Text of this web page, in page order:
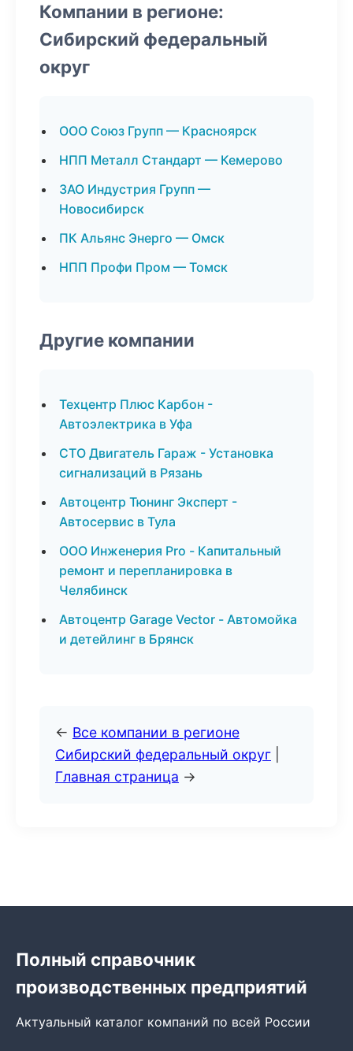
Компании в регионе:
Сибирский федеральный
округ
ООО Союз Групп — Красноярск
НПП Металл Стандарт — Кемерово
ЗАО Индустрия Групп —
Новосибирск
ПК Альянс Энерго — Омск
НПП Профи Пром — Томск
Другие компании
Техцентр Плюс Карбон -
Автоэлектрика в Уфа
СТО Двигатель Гараж - Установка
сигнализаций в Рязань
Автоцентр Тюнинг Эксперт -
Автосервис в Тула
ООО Инженерия Pro - Капитальный
ремонт и перепланировка в
Челябинск
Автоцентр Garage Vector - Автомойка
и детейлинг в Брянск
← Все компании в регионе
Сибирский федеральный округ
Главная страница →
Полный справочник
производственных предприятий
Актуальный каталог компаний по всей России